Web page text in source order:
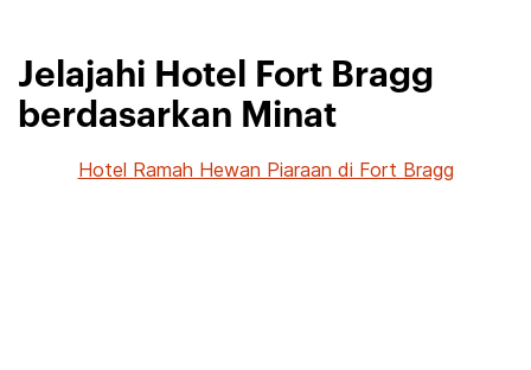
Jelajahi Hotel Fort Bragg
berdasarkan Minat
Hotel Ramah Hewan Piaraan di Fort Bragg